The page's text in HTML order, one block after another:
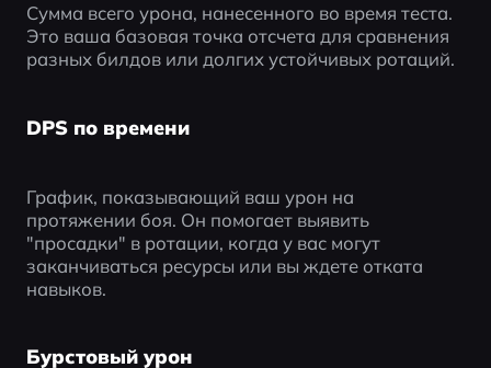
Сумма всего урона, нанесенного во время теста.
Это ваша базовая точка отсчета для сравнения
разных билдов или долгих устойчивых ротаций.
DPS по времени
График, показывающий ваш урон на
протяжении боя. Он помогает выявить
"просадки" в ротации, когда у вас могут
заканчиваться ресурсы или вы ждете отката
навыков.
Бурстовый урон